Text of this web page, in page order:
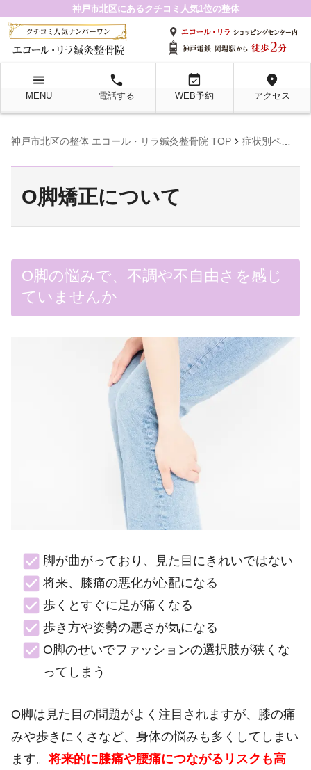
神戸市北区にあるクチコミ人気1位の整体
menu
MENU
local_phone
電話する
event_available
WEB予約
location_on
アクセス
神戸市北区の整体 エコール・リラ鍼灸整骨院 TOP chevron_right 症状別ページ
O脚矯正について
O脚の悩みで、不調や不自由さを感じ
ていませんか
脚が曲がっており、見た目にきれいではない
将来、膝痛の悪化が心配になる
歩くとすぐに足が痛くなる
歩き方や姿勢の悪さが気になる
O脚のせいでファッションの選択肢が狭くな
ってしまう
O脚は見た目の問題がよく注目されますが、膝の痛
みや歩きにくさなど、身体の悩みも多くしてしまい
ます。将来的に膝痛や腰痛につながるリスクも高